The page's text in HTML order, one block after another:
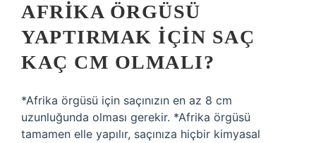
AFRIKA ÖRGÜSÜ
YAPTIRMAK IÇIN SAÇ
KAÇ CM OLMALI?
*Afrika örgüsü için saçınızın en az 8 cm
uzunluğunda olması gerekir. *Afrika örgüsü
tamamen elle yapılır, saçınıza hiçbir kimyasal